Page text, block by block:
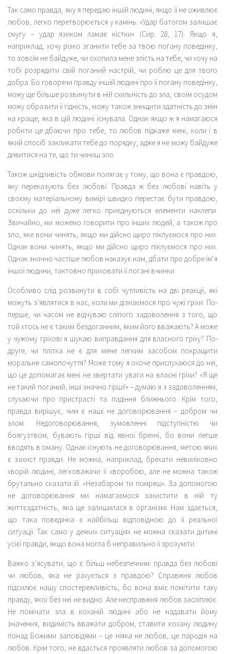
Так само правда, яку я передаю іншій людині, якщо її не оживлює
любов, легко перетворюється у камінь. «Удар батогом залишає
смугу – удар язиком ламає кістки» (Сир. 28, 17). Якщо я,
наприклад, хочу різко зганити тебе за твою погану поведінку,
то зовсім не байдуже, чи охопила мене злість на тебе, чи хочу на
тобі розрядити свій поганий настрій, чи роблю це для твого
добра. Бо говорячи правду іншій людині про її погану поведінку,
можу ще більше розвинути в ній схильність до зла, своїм осудом
можу образити її гідність, можу також знищити здатність до змін
на краще, яка в цій людині існувала. Однак якщо ж я намагаюся
робити це дбаючи про тебе, то любов підкаже мені, коли і в
який спосіб закликати тебе до порядку; адже я не можу байдуже
дивитися на те, що ти чиниш зло.
Також шкідливість обмови полягає у тому, що вона є правдою,
яку переказують без любові. Правда ж без любові навіть у
своєму матеріальному вимірі швидко перестає бути правдою,
оскільки до неї дуже легко приєднуються елементи наклепи.
Звичайно, ми можемо говорити про інших людей, а також про
зло, яке вони чинять, якщо ми дійсно щиро піклуємося про них.
Однак вони чинять, якщо ми дійсно щиро піклуємося про них.
Однак значно частіше любов наказує нам, дбати про добре ім’я
іншої людини, тактовно приховати її погані вчинки.
Особливо слід розвинути в собі чутливість на дві реакції, які
можуть з’являтися в нас, коли ми дізнаємося про чужі гріхи. По-
перше, чи часом не відчуваю сліпого задоволення з того, що
той хтось не є таким бездоганним, яким його вважають? А може
у чужому гріхові я шукаю виправдання для власного гріху? По-
друге, чи плітка не є для мене легким засобом покращити
моральне самопочуття? Може тому я охоче прислухаюся до неї,
що це допомагає мені не звертати уваги на власні гріхи? «Я ще
не такий поганий, інші значно гірші!» – думаю я з задоволенням,
слухаючи про пристрасті та падіння ближнього. Крім того,
правда вирішує, чим є наші не договорювання – добром чи
злом. Недоговорювання, зумовленні підступністю чи
боягузтвом, бувають гірші від явної брехні, бо вони легше
вводять в оману. Однак існують не договорювання, метою яких
є захист правди. Не можна, наприклад, брехати невиліковно
хворій людині, легковажачи її хворобою, але не можна також
брутально сказати їй: «Незабаром ти помреш». За допомогою
не договорювання ми намагаємося захистити в ній ту
життєздатність, яка ще залишилася в організмі. Нам здається,
що така поведінка є найбільш відповідною до її реальної
ситуації. Так само у деяких ситуаціях не можна сказати дитині
усієї правди, якщо вона могла б неправильно її зрозуміти.
Важко з’ясувати, що є більш небезпечним: правда без любові
чи любов, яка не рахується з правдою? Справжня любов
підсилює нашу спостережливість, бо вона вміє помітити таку
правду, якої без неї не видно. Але несправжня любов засліплює.
Не помічати зла в коханій людині або не надавати йому
значення, видимість вважати добром, ставити кохану людину
понад Божими заповідями – це ніяка не любов, це пародія на
любов. Крім того, не вдасться проявляти любов за допомогою